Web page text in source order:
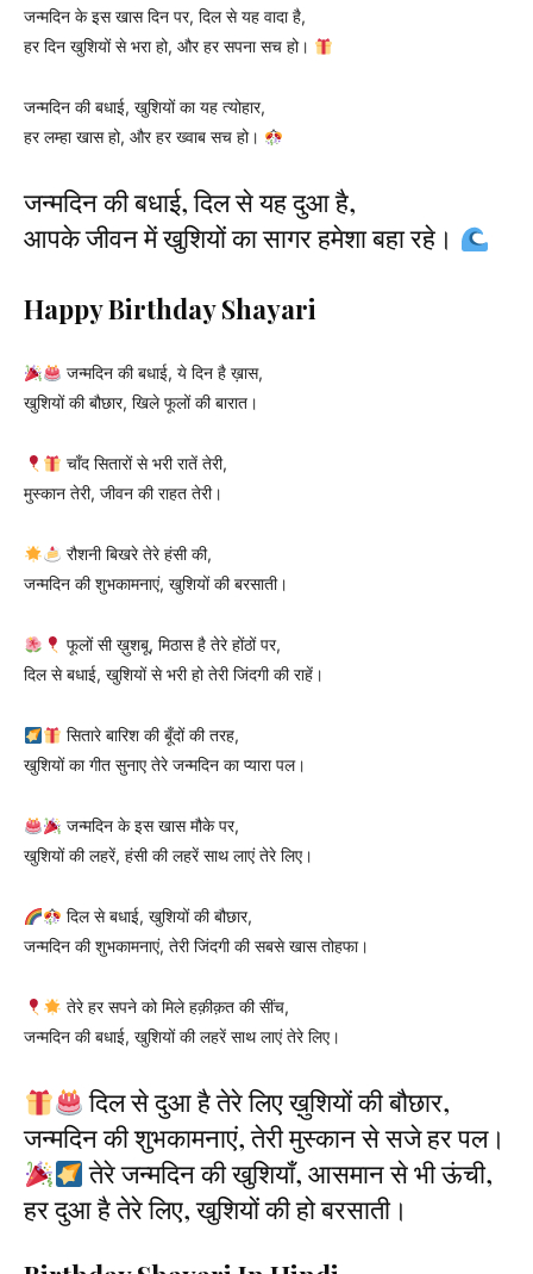
जन्मदिन के इस खास दिन पर, दिल से यह वादा है,
हर दिन खुशियों से भरा हो, और हर सपना सच हो।
जन्मदिन की बधाई, खुशियों का यह त्योहार,
हर लम्हा खास हो, और हर ख्वाब सच हो।
जन्मदिन की बधाई, दिल से यह दुआ है,
आपके जीवन में खुशियों का सागर हमेशा बहा रहे।
Happy Birthday Shayari
जन्मदिन की बधाई, ये दिन है ख़ास,
खुशियों की बौछार, खिले फूलों की बारात।
चाँद सितारों से भरी रातें तेरी,
मुस्कान तेरी, जीवन की राहत तेरी।
रौशनी बिखरे तेरे हंसी की,
जन्मदिन की शुभकामनाएं, खुशियों की बरसाती।
फूलों सी ख़ुशबू, मिठास है तेरे होंठों पर,
दिल से बधाई, खुशियों से भरी हो तेरी जिंदगी की राहें।
सितारे बारिश की बूँदों की तरह,
खुशियों का गीत सुनाए तेरे जन्मदिन का प्यारा पल।
जन्मदिन के इस खास मौके पर,
खुशियों की लहरें, हंसी की लहरें साथ लाएं तेरे लिए।
दिल से बधाई, खुशियों की बौछार,
जन्मदिन की शुभकामनाएं, तेरी जिंदगी की सबसे खास तोहफा।
तेरे हर सपने को मिले हक़ीक़त की सींच,
जन्मदिन की बधाई, खुशियों की लहरें साथ लाएं तेरे लिए।
दिल से दुआ है तेरे लिए ख़ुशियों की बौछार,
जन्मदिन की शुभकामनाएं, तेरी मुस्कान से सजे हर पल।
तेरे जन्मदिन की खुशियाँ, आसमान से भी ऊंची,
हर दुआ है तेरे लिए, खुशियों की हो बरसाती।